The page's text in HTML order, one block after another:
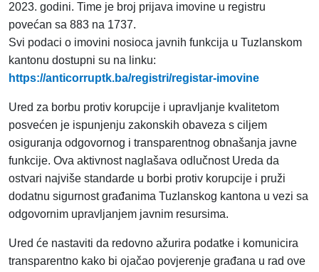
2023. godini. Time je broj prijava imovine u registru
povećan sa 883 na 1737.
Svi podaci o imovini nosioca javnih funkcija u Tuzlanskom
kantonu dostupni su na linku:
https://anticorruptk.ba/registri/registar-imovine
Ured za borbu protiv korupcije i upravljanje kvalitetom
posvećen je ispunjenju zakonskih obaveza s ciljem
osiguranja odgovornog i transparentnog obnašanja javne
funkcije. Ova aktivnost naglašava odlučnost Ureda da
ostvari najviše standarde u borbi protiv korupcije i pruži
dodatnu sigurnost građanima Tuzlanskog kantona u vezi sa
odgovornim upravljanjem javnim resursima.
Ured će nastaviti da redovno ažurira podatke i komunicira
transparentno kako bi ojačao povjerenje građana u rad ove